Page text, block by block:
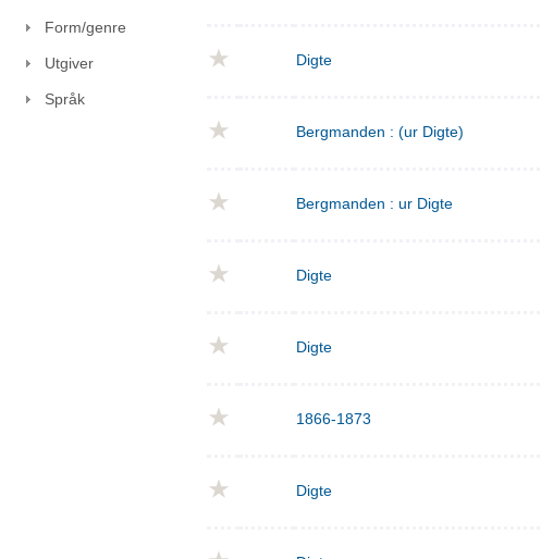
Form/genre
Utgiver
Språk
Digte
Bergmanden : (ur Digte)
Bergmanden : ur Digte
Digte
Digte
1866-1873
Digte